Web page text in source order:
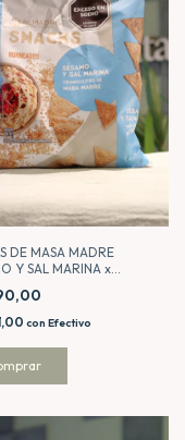
DE MASA MADRE
Y SAL MARINA x
- ALMADRE
con Efectivo